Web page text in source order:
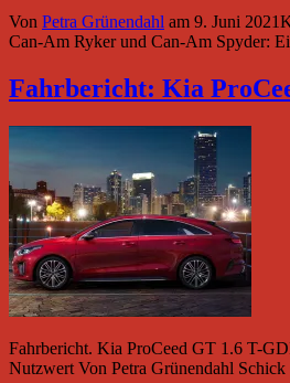
Von Petra Grünendahl am 9. Juni 2021
Can-Am Ryker und Can-Am Spyder:
Fahrbericht: Kia
Fahrbericht. Kia ProCeed GT 1.6 T-
Nutzwert Von Petra Grünendahl